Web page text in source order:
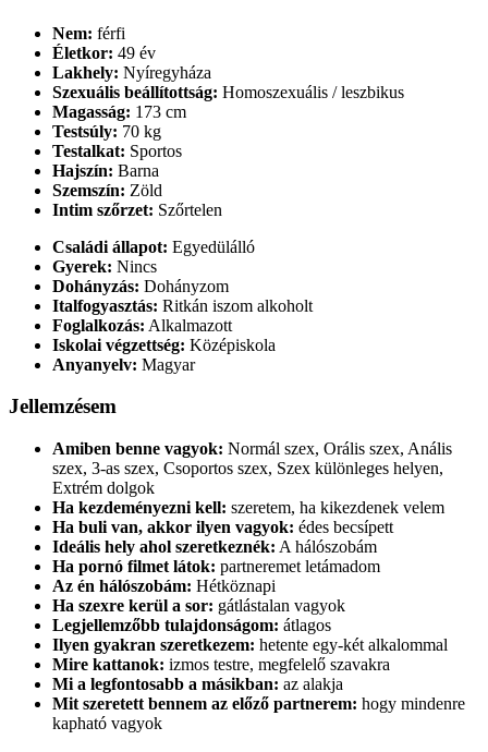
Nem: férfi
Életkor: 49 év
Lakhely: Nyíregyháza
Szexuális beállítottság: Homoszexuális / leszbikus
Magasság: 173 cm
Testsúly: 70 kg
Testalkat: Sportos
Hajszín: Barna
Szemszín: Zöld
Intim szőrzet: Szőrtelen
Családi állapot: Egyedülálló
Gyerek: Nincs
Dohányzás: Dohányzom
Italfogyasztás: Ritkán iszom alkoholt
Foglalkozás: Alkalmazott
Iskolai végzettség: Középiskola
Anyanyelv: Magyar
Jellemzésem
Amiben benne vagyok: Normál szex, Orális szex, Anális
szex, 3-as szex, Csoportos szex, Szex különleges helyen,
Extrém dolgok
Ha kezdeményezni kell: szeretem, ha kikezdenek velem
Ha buli van, akkor ilyen vagyok: édes becsípett
Ideális hely ahol szeretkeznék: A hálószobám
Ha pornó filmet látok: partneremet letámadom
Az én hálószobám: Hétköznapi
Ha szexre kerül a sor: gátlástalan vagyok
Legjellemzőbb tulajdonságom: átlagos
Ilyen gyakran szeretkezem: hetente egy-két alkalommal
Mire kattanok: izmos testre, megfelelő szavakra
Mi a legfontosabb a másikban: az alakja
Mit szeretett bennem az előző partnerem: hogy mindenre
kapható vagyok